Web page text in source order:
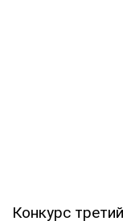
Конкурс